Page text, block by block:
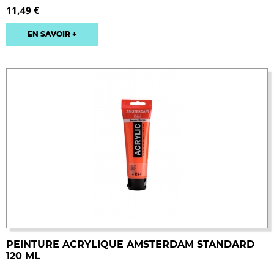
11,49 €
EN SAVOIR +
PEINTURE ACRYLIQUE AMSTERDAM STANDARD
120 ML